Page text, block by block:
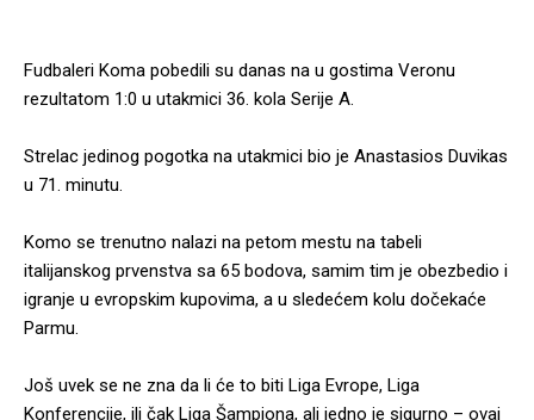
Fudbaleri Koma pobedili su danas na u gostima Veronu
rezultatom 1:0 u utakmici 36. kola Serije A.
Strelac jedinog pogotka na utakmici bio je Anastasios Duvikas
u 71. minutu.
Komo se trenutno nalazi na petom mestu na tabeli
italijanskog prvenstva sa 65 bodova, samim tim je obezbedio i
igranje u evropskim kupovima, a u sledećem kolu dočekaće
Parmu.
Još uvek se ne zna da li će to biti Liga Evrope, Liga
Konferencije, ili čak Liga Šampiona, ali jedno je sigurno – ovaj